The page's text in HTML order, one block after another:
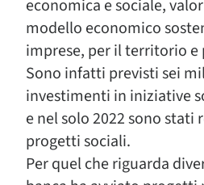
economica e sociale,
modello economico
imprese, per il territorio e
Sono infatti previsti sei
investimenti in iniziative
e nel solo 2022 sono stati
progetti sociali.
Per quel che riguarda